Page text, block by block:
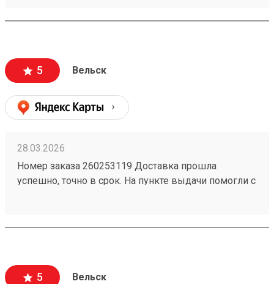
всех городах ещё есть. Развивайтесь.
5 Вельск
28.03.2026
Номер заказа 260253119 Доставка прошла
успешно, точно в срок. На пункте выдачи помогли с
5 Вельск